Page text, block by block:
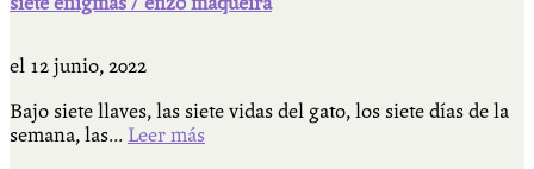
el 12 junio, 2022
Bajo siete llaves, las siete vidas del gato, los siete días de la
semana, las... Leer más